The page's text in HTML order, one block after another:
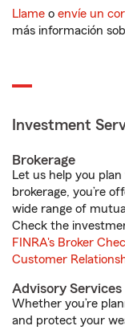
Llame o envíe un
más información
Investment
Brokerage
Let us help you
brokerage, you’re
wide range of
Check the
FINRA's Broker
Customer
Advisory Services
Whether you’re
and protect your